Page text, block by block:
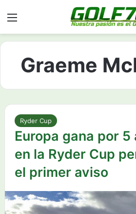
Graeme
Ryder Cup
Europa gana por 5
en la Ryder Cup
el primer aviso